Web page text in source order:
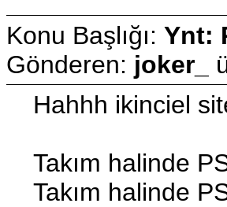
Konu Başlığı: Ynt:
Gönderen: joker_
Hahhh ikinciel
Takım halinde
Takım halinde